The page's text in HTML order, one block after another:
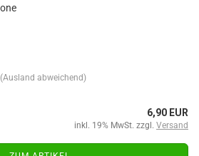
(Ausland abweichend)
6,90 EUR
inkl. 19% MwSt. zzgl. Versand